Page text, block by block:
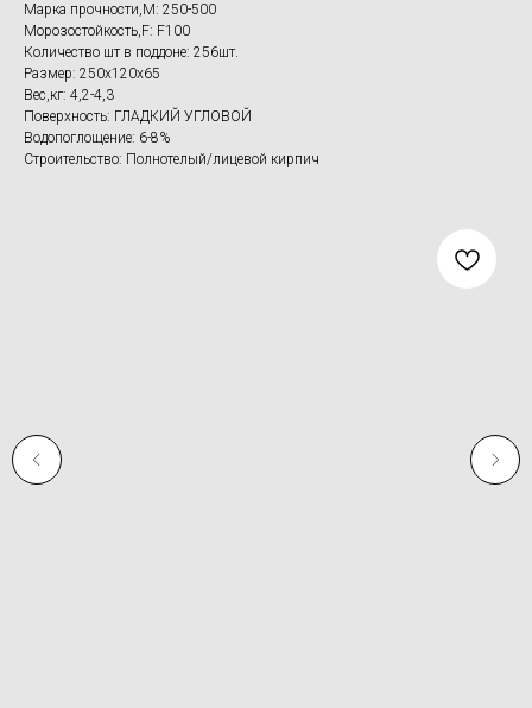
Марка прочности,M: 250-500
Морозостойкость,F: F100
Количество шт в поддоне: 256шт.
Размер: 250x120х65
Вес,кг: 4,2-4,3
Поверхность: ГЛАДКИЙ УГЛОВОЙ
Водопоглощение: 6-8%
Строительство: Полнотелый/лицевой кирпич